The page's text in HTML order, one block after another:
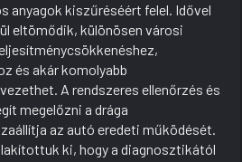
anyagok kiszűréséért felel. Idővel
eltömődik, különösen városi
és akár komolyabb
A rendszeres ellenőrzés és
megelőzni a drága
az autó eredeti működését.
ki, hogy a diagnosztikától